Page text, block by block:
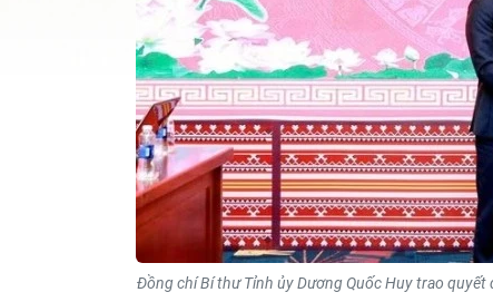
Đồng chí Bí thư Tỉnh ủy Dương Quốc Huy trao